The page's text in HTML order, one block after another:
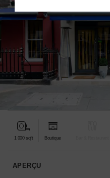
Explorez
nos
destinations
et
identifiez
idéale
votre
projet.
1 000 sqft Boutique
APERÇU